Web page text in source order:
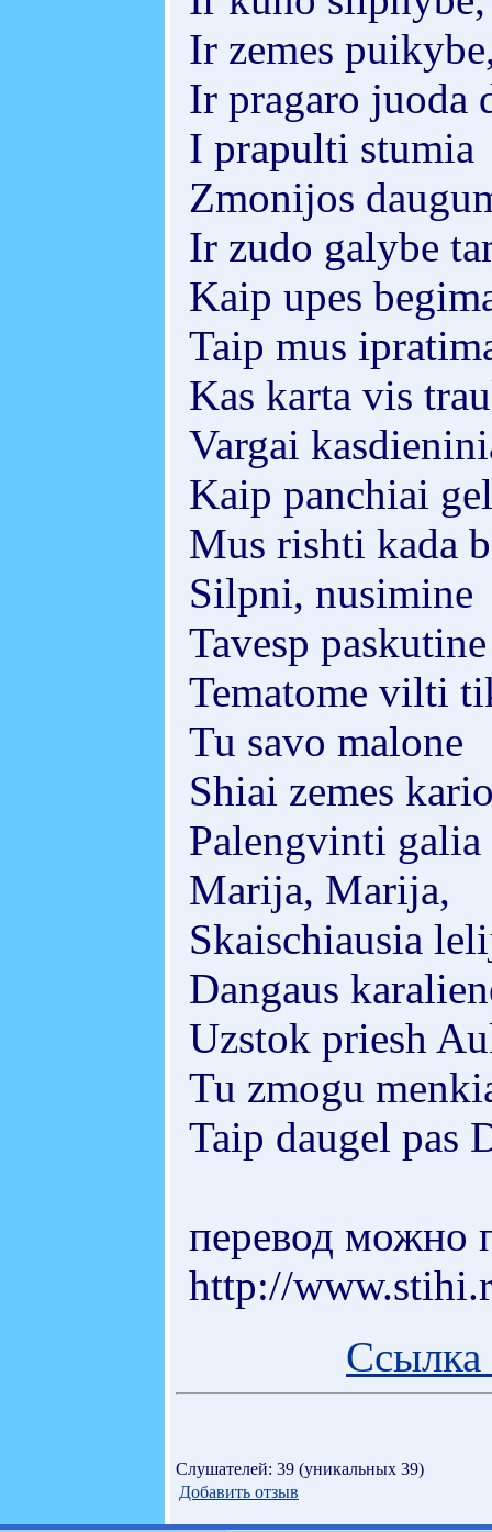
Ir zemes
Ir pragaro juoda
I prapulti stumia
Zmonijos
Ir zudo galybe
Kaip upes
Taip mus
Kas karta vis
Vargai
Kaip panchiai
Mus rishti kada
Silpni, nusimine
Tavesp paskutine
Tematome vilti
Tu savo malone
Shiai zemes
Palengvinti
Marija, Marija,
Skaischiausia
Dangaus
Uzstok priesh
Tu zmogu
Taip daugel pas
перевод можно
http://
Ссылка
Слушателей: 39 (уникальных 39)
Добавить отзыв